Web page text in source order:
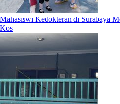
Mahasiswi Kedokteran di Surabaya
Kos